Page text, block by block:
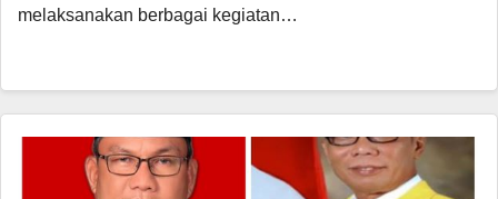
melaksanakan berbagai kegiatan…